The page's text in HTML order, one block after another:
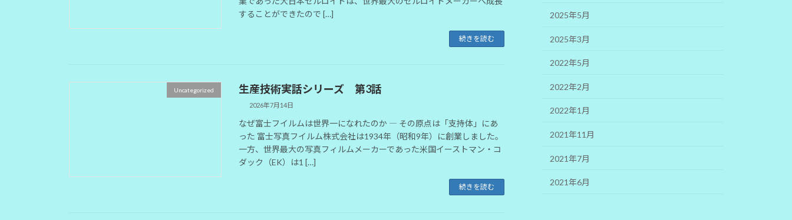
することができたので […]
続きを読む
Uncategorized 生産技術実話シリーズ 第3話
2026年7月14日
なぜ富士フイルムは世界一になれたのか ― その原点は「支持体」にあ
った 富士写真フイルム株式会社は1934年（昭和9年）に創業しました。
一方、世界最大の写真フィルムメーカーであった米国イーストマン・コ
ダック（EK）は1 […]
続きを読む
2025年5月
2025年3月
2022年5月
2022年2月
2022年1月
2021年11月
2021年7月
2021年6月